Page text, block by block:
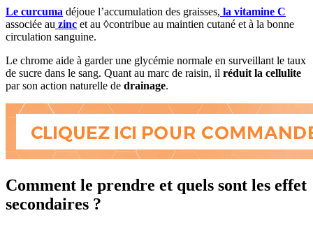
Le curcuma déjoue l’accumulation des graisses, la vitamine C
associée au zinc et au ◊contribue au maintien cutané et à la bonne
circulation sanguine.
Le chrome aide à garder une glycémie normale en surveillant le taux
de sucre dans le sang. Quant au marc de raisin, il réduit la cellulite
par son action naturelle de drainage.
Comment le prendre et quels sont les effet
secondaires ?